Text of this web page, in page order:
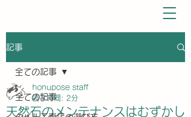
記事
全ての記事
全ての記事
天然石のメンテナンスはむずかし
honupose staff
読了時間: 2分